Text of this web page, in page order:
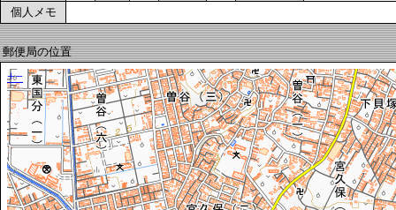
個人メモ
郵便局の位置